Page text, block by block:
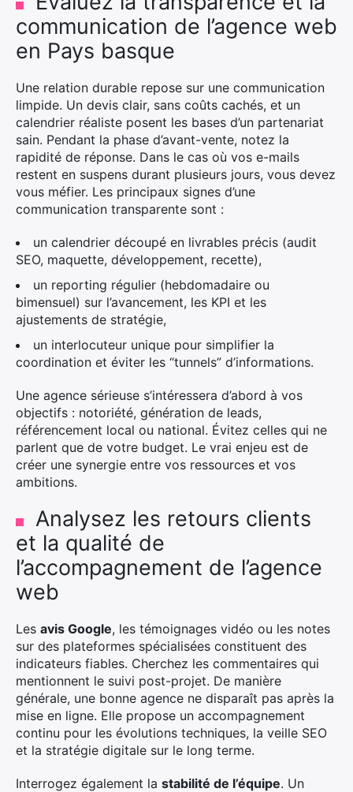
communication de l’agence web
en Pays basque
Une relation durable repose sur une communication
limpide. Un devis clair, sans coûts cachés, et un
calendrier réaliste posent les bases d’un partenariat
sain. Pendant la phase d’avant-vente, notez la
rapidité de réponse. Dans le cas où vos e-mails
restent en suspens durant plusieurs jours, vous devez
vous méfier. Les principaux signes d’une
communication transparente sont :
un calendrier découpé en livrables précis (audit
SEO, maquette, développement, recette),
un reporting régulier (hebdomadaire ou
bimensuel) sur l’avancement, les KPI et les
ajustements de stratégie,
un interlocuteur unique pour simplifier la
coordination et éviter les “tunnels” d’informations.
Une agence sérieuse s’intéressera d’abord à vos
objectifs : notoriété, génération de leads,
référencement local ou national. Évitez celles qui ne
parlent que de votre budget. Le vrai enjeu est de
créer une synergie entre vos ressources et vos
ambitions.
Analysez les retours clients
et la qualité de
l’accompagnement de l’agence
web
Les avis Google, les témoignages vidéo ou les notes
sur des plateformes spécialisées constituent des
indicateurs fiables. Cherchez les commentaires qui
mentionnent le suivi post-projet. De manière
générale, une bonne agence ne disparaît pas après la
mise en ligne. Elle propose un accompagnement
continu pour les évolutions techniques, la veille SEO
et la stratégie digitale sur le long terme.
Interrogez également la stabilité de l’équipe. Un
Rechercher